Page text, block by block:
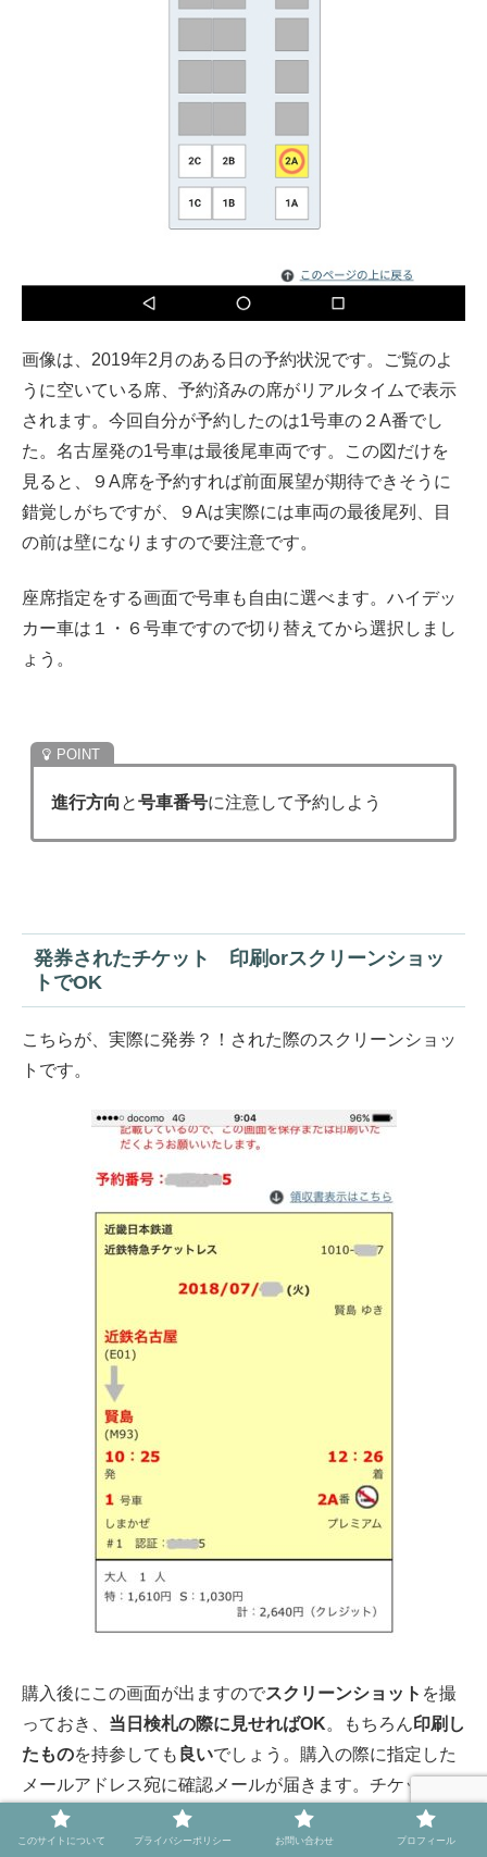
画像は、2019年2月のある日の予約状況です。ご覧のよ
うに空いている席、予約済みの席がリアルタイムで表示
されます。今回自分が予約したのは1号車の２A番でし
た。名古屋発の1号車は最後尾車両です。この図だけを
見ると、９A席を予約すれば前面展望が期待できそうに
錯覚しがちですが、９Aは実際には車両の最後尾列、目
の前は壁になりますので要注意です。
座席指定をする画面で号車も自由に選べます。ハイデッ
カー車は１・６号車ですので切り替えてから選択しまし
ょう。
進行方向 と号車番号に注意して予約しよう
発券されたチケット 印刷orスクリーンショッ
トでOK
こちらが、実際に発券？！された際のスクリーンショッ
トです。
購入後にこの画面が出ますのでスクリーンショット を撮
っておき、 当日検札の際に見せればOK。もちろん印刷し
たものを持参しても 良いでしょう。購入の際に指定した
メールアドレス宛に確認メールが届きます。チケットを
再表示する
リンクもありますので安心です。
このサイトについて プライバシーポリシー お問い合わせ プロフィール